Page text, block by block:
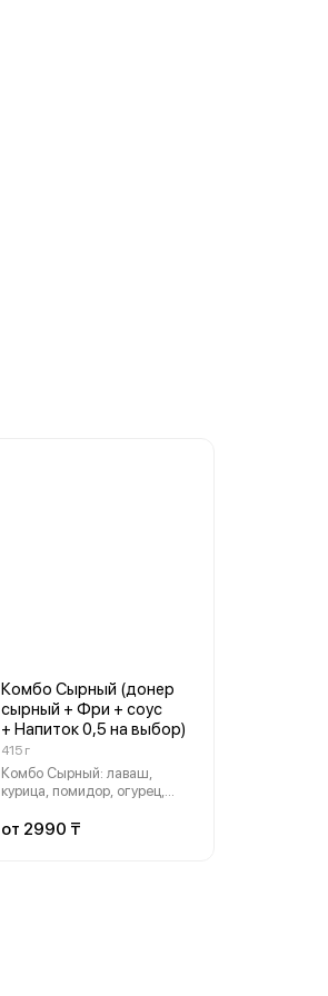
Комбо Сырный (донер
сырный + Фри + соус
+ Напиток 0,5 на выбор)
415 г
Комбо Сырный: лаваш,
курица, помидор, огурец,
вида фирменного соуса
от 2990 ₸